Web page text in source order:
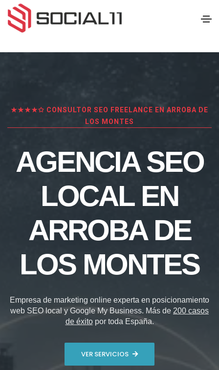
★★★★✩ CONSULTOR SEO FREELANCE EN ARROBA DE
LOS MONTES
AGENCIA SEO
LOCAL EN
ARROBA DE
LOS MONTES
Empresa de marketing online experta en posicionamiento
web SEO local y Google My Business. Más de 200 casos
de éxitopor toda España.
VER SERVICIOS